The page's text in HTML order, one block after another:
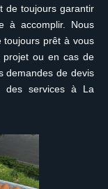
de toujours garantir
à accomplir. Nous
toujours prêt à vous
projet ou en cas de
demandes de devis
des services à La